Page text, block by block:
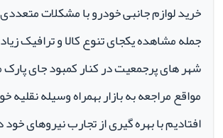
خرید لوازم جانبی خودرو با مشکلات
جمله مشاهده یکجای تنوع کالا و ترافیک
شهر های پرجمعیت در کنار کمبود جای
مواقع مراجعه به بازار بهمراه وسیله نقلیه
افتادیم با بهره گیری از تجارب نیروهای